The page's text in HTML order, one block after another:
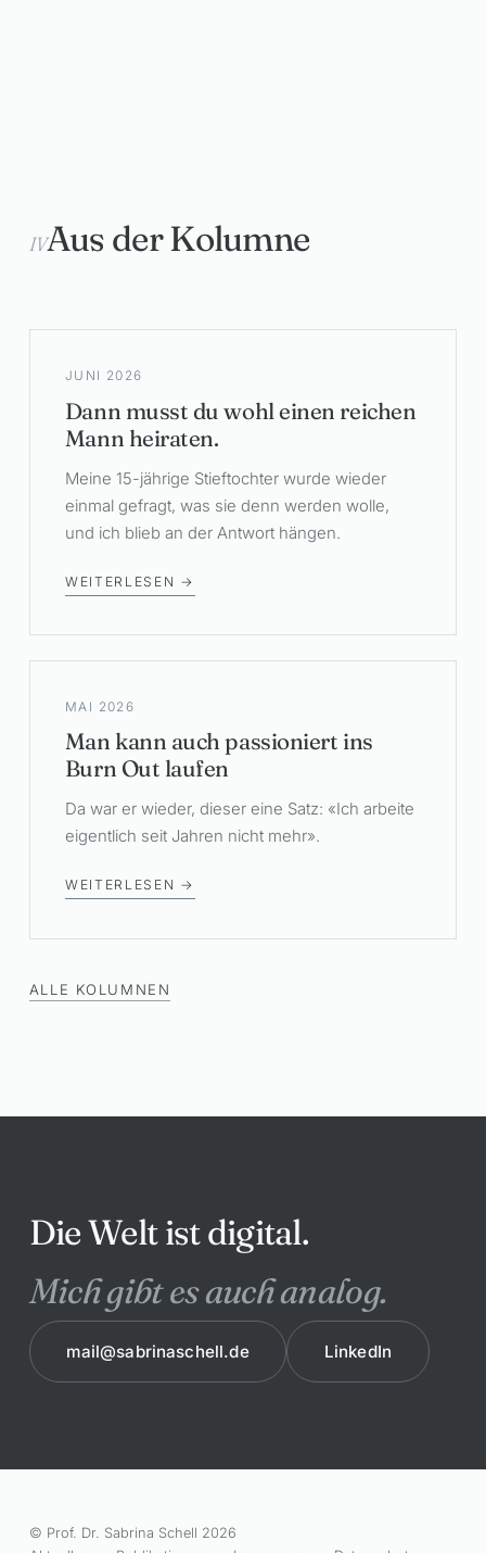
IVAus der Kolumne
JUNI 2026
Dann musst du wohl einen reichen
Mann heiraten.
Meine 15-jährige Stieftochter wurde wieder
einmal gefragt, was sie denn werden wolle,
und ich blieb an der Antwort hängen.
WEITERLESEN →
MAI 2026
Man kann auch passioniert ins
Burn Out laufen
Da war er wieder, dieser eine Satz: «Ich arbeite
eigentlich seit Jahren nicht mehr».
WEITERLESEN →
ALLE KOLUMNEN
Die Welt ist digital.
Mich gibt es auch analog.
mail@sabrinaschell.de LinkedIn
© Prof. Dr. Sabrina Schell 2026